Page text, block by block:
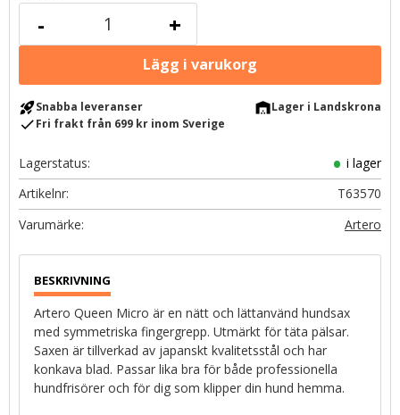
+
-
rocket_launchSnabba leveranser warehouseLager i Landskrona
checkFri frakt från 699 kr inom Sverige
Lagerstatus
i lager
Artikelnr
T63570
Artero
Artero Queen Micro är en nätt och lättanvänd hundsax
med symmetriska fingergrepp. Utmärkt för täta pälsar.
Saxen är tillverkad av japanskt kvalitetsstål och har
konkava blad. Passar lika bra för både professionella
hundfrisörer och för dig som klipper din hund hemma.